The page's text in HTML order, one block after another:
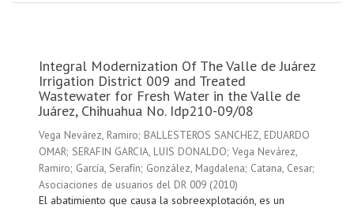
Integral Modernization Of The Valle de Juárez
Irrigation District 009 and Treated
Wastewater for Fresh Water in the Valle de
Juárez, Chihuahua No. Idp210-09/08
Vega Nevárez, Ramiro; BALLESTEROS SANCHEZ, EDUARDO
OMAR; SERAFIN GARCIA, LUIS DONALDO; Vega Nevárez,
Ramiro; García, Serafín; González, Magdalena; Catana, Cesar;
Asociaciones de usuarios del DR 009 (2010)
El abatimiento que causa la sobreexplotación, es un